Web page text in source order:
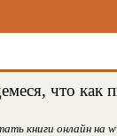
что как
книги онлайн на